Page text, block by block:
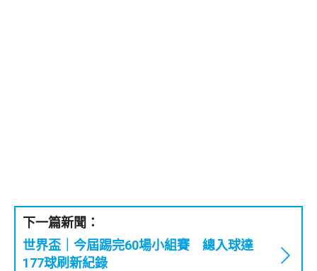
下一篇新聞：
世界盃｜今屆踢完60場小組賽 總入球達
177球刷新紀錄